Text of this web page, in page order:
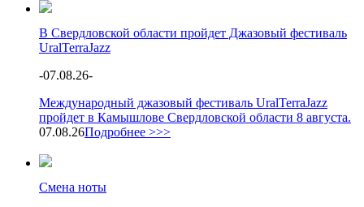
В Свердловской области пройдет Джазовый фестиваль
UralTerraJazz
-07.08.26-
Международный джазовый фестиваль UralTerraJazz
пройдет в Камышлове Свердловской области 8 августа.
07.08.26Подробнее >>>
Смена ноты